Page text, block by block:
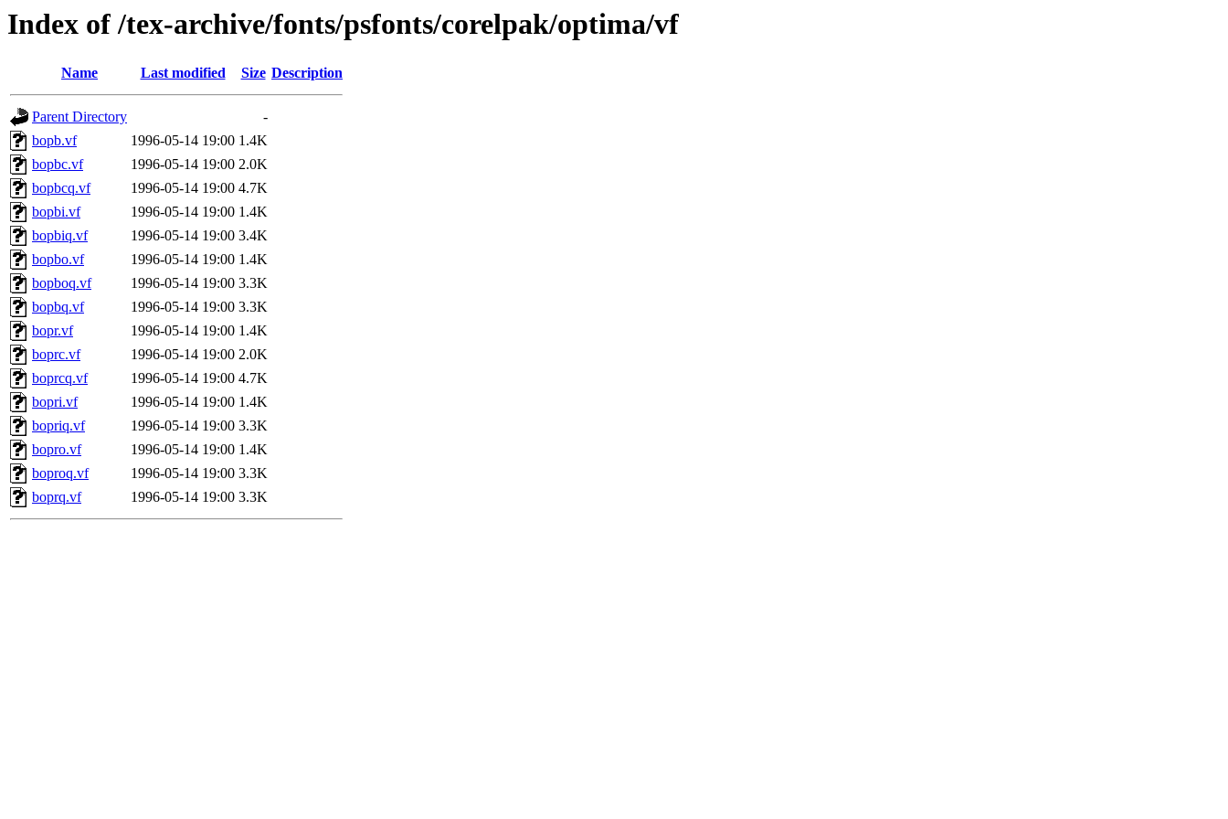
Index of /tex-archive/fonts/psfonts/corelpak/optima/vf
Name Last modified Size Description
Parent Directory
-
bopb.vf
1996-05-14 19:00 1.4K
bopbc.vf
1996-05-14 19:00 2.0K
bopbcq.vf
1996-05-14 19:00 4.7K
bopbi.vf
1996-05-14 19:00 1.4K
bopbiq.vf
1996-05-14 19:00 3.4K
bopbo.vf
1996-05-14 19:00 1.4K
bopboq.vf
1996-05-14 19:00 3.3K
bopbq.vf
1996-05-14 19:00 3.3K
bopr.vf
1996-05-14 19:00 1.4K
boprc.vf
1996-05-14 19:00 2.0K
boprcq.vf
1996-05-14 19:00 4.7K
bopri.vf
1996-05-14 19:00 1.4K
bopriq.vf
1996-05-14 19:00 3.3K
bopro.vf
1996-05-14 19:00 1.4K
boproq.vf
1996-05-14 19:00 3.3K
boprq.vf
1996-05-14 19:00 3.3K